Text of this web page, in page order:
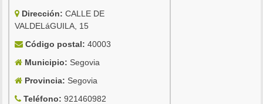
Dirección: CALLE DE
VALDELáGUILA, 15
Código postal: 40003
Municipio: Segovia
Provincia: Segovia
Teléfono: 921460982